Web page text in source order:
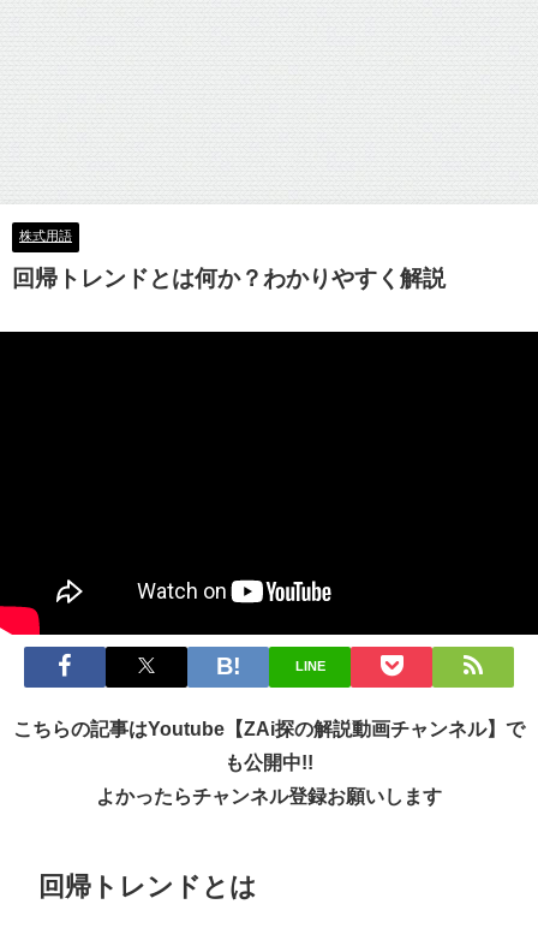
株式用語
回帰トレンドとは何か？わかりやすく解説
LINE
こちらの記事はYoutube【ZAi探の解説動画チャンネル】で
も公開中!!
よかったらチャンネル登録お願いします
回帰トレンドとは